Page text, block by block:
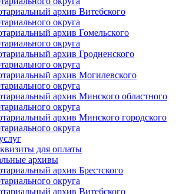
архив Витебского
округа
архив Гомельского
округа
архив Гродненского
округа
архив Могилевского
округа
архив Минского областного
округа
архив Минского городского
округа
для оплаты
архивы
архив Брестского
округа
архив Витебского